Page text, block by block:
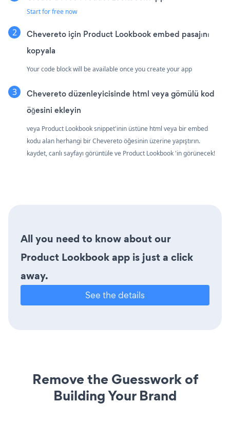
Start for free now
Chevereto için Product Lookbook embed pasajını
kopyala
Your code block will be available once you create your app
Chevereto düzenleyicisinde html veya gömülü kod
öğesini ekleyin
veya Product Lookbook snippet'inin üstüne html veya bir embed
kodu alan herhangi bir Chevereto öğesinin üzerine yapıştırın.
kaydet, canlı sayfayı görüntüle ve Product Lookbook 'in görünecek!
All you need to know about our
Product Lookbook app is just a click
away.
See the details
Remove the Guesswork of
Building Your Brand